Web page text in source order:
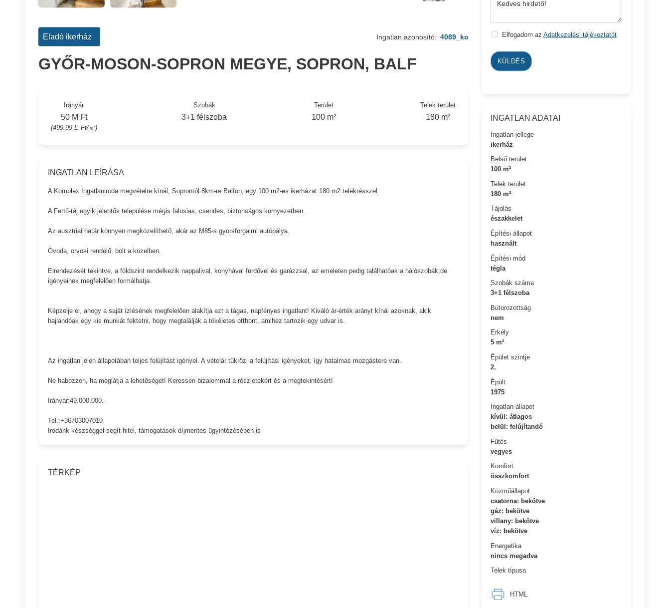
Elfogadom az Adatkezelési tájékoztatót
KÜLDÉS
INGATLAN ADATAI
Ingatlan jellege
ikerház
Belső terület
100 m²
Telek terület
180 m²
Tájolás
északkelet
Építési állapot
használt
Építési mód
tégla
Szobák száma
3+1 félszoba
Bútorozottság
nem
Erkély
5 m²
Épület szintje
2.
Épült
1975
Ingatlan állapot
kívül: átlagos
belül: felújítandó
Fűtés
vegyes
Komfort
összkomfort
Közműállapot
csatorna: bekötve
gáz: bekötve
villany: bekötve
víz: bekötve
Energetika
nincs megadva
Telek típusa
HTML
Eladó ikerház Ingatlan azonosító: 4089_ko
GYŐR-MOSON-SOPRON MEGYE, SOPRON, BALF
Irányár
50 M Ft
(499.99 E Ft/㎡)
Szobák
3+1 félszoba
Terület
100 m²
Telek terület
180 m²
INGATLAN LEÍRÁSA
A Komplex Ingatlaniroda megvételre kínál, Soprontól 8km-re Balfon, egy 100 m2-es ikerházat 180 m2 telekrésszel.
A Fertő-táj egyik jelentős települése mégis falusias, csendes, biztonságos környezetben.
Az ausztriai határ könnyen megközelíthető, akár az M85-s gyorsforgalmi autópálya.
Óvoda, orvosi rendelő, bolt a közelben.
Elrendezését tekintve, a földszint rendelkezik nappalival, konyhával fürdővel és garázzsal, az emeleten pedig találhatóak a hálószobák,de
igényeinek megfelelően formálhatja.
Képzelje el, ahogy a saját ízlésének megfelelően alakítja ezt a tágas, napfényes ingatlant! Kiváló ár-érték arányt kínál azoknak, akik
hajlandóak egy kis munkát fektetni, hogy megtalálják a tökéletes otthont, amihez tartozik egy udvar is.
Az ingatlan jelen állapotában teljes felújítást igényel. A vételár tükrözi a felújítási igényeket, így hatalmas mozgástere van.
Ne habozzon, ha meglátja a lehetőséget! Keressen bizalommal a részletekért és a megtekintésért!
Irányár:49.000.000.-
Tel.:+36703007010
Irodánk készséggel segít hitel, támogatások díjmentes ügyintézésében is
TÉRKÉP